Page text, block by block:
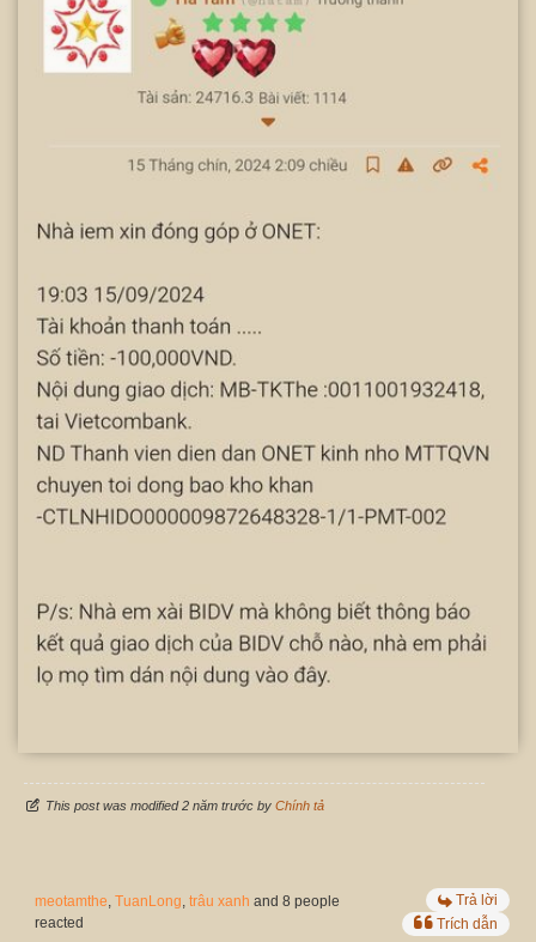
This post was modified 2 năm trước by Chính tả
meotamthe, TuanLong, trâu xanh and 8 people
reacted
Trả lời
Trích dẫn